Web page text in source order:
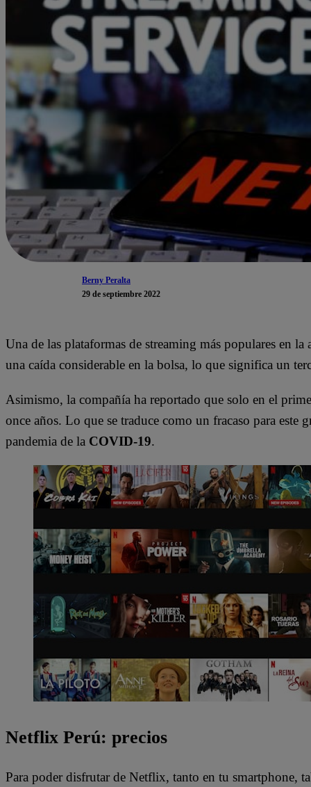
Berny Peralta
29 de septiembre 2022
Una de las plataformas de streaming más populares en
una caída considerable en la bolsa, lo que significa un
Asimismo, la compañía ha reportado que solo en el
once años. Lo que se traduce como un fracaso para este
pandemia de la COVID-19.
Netflix Perú: precios
Para poder disfrutar de Netflix, tanto en tu smartphone,